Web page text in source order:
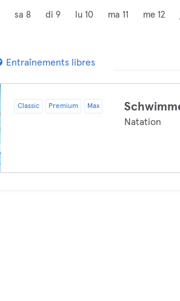
sa 8 di 9 lu 10 ma 11 me 12
Entraînements libres
Classic Premium Max
Natation